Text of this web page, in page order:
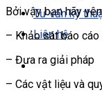
Tư vấn kỹ
Liên hệ
Bởi vậy bạn hãy
– Khảo sát báo cáo
– Đưa ra giải pháp
– Các vật liệu và